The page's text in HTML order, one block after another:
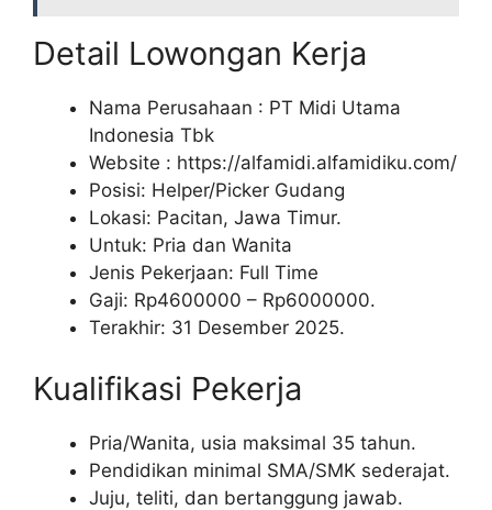
Detail Lowongan Kerja
Nama Perusahaan : PT Midi Utama
Indonesia Tbk
Website : https://alfamidi.alfamidiku.com/
Posisi: Helper/Picker Gudang
Lokasi: Pacitan, Jawa Timur.
Untuk: Pria dan Wanita
Jenis Pekerjaan: Full Time
Gaji: Rp4600000 – Rp6000000.
Terakhir: 31 Desember 2025.
Kualifikasi Pekerja
Pria/Wanita, usia maksimal 35 tahun.
Pendidikan minimal SMA/SMK sederajat.
Juju, teliti, dan bertanggung jawab.